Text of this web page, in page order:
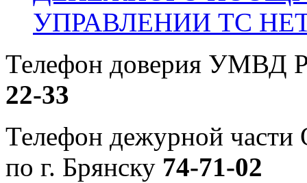
УПРАВЛЕНИИ ТС
Телефон доверия УМВД
22-33
Телефон дежурной
по г. Брянску 74-71-02